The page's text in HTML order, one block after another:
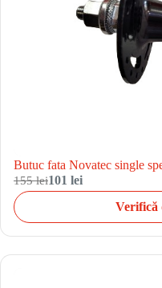
Butuc fata Novatec single
155 lei101 lei
Verifică